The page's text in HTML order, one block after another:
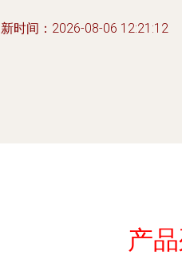
时间：2026-08-06 12:21:12
产